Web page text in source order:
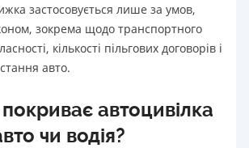
застосовується лише за умов,
зокрема щодо транспортного
кількості пільгових договорів і
авто.
автоцивілка
чи водія?